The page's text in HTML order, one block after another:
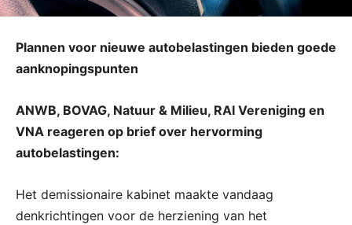
Plannen voor nieuwe autobelastingen bieden goede
aanknopingspunten
ANWB, BOVAG, Natuur & Milieu, RAI Vereniging en
VNA reageren op brief over hervorming
autobelastingen:
Het demissionaire kabinet maakte vandaag
denkrichtingen voor de herziening van het